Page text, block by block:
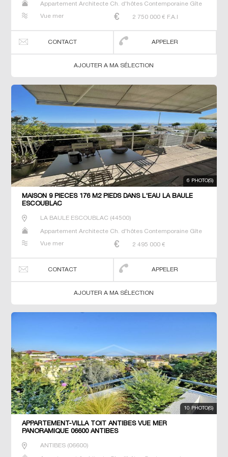
Appartement Architecte Ch. d'hôtes Contemporaine Gîte
Villa
Vue mer 2 750 000 € F.A.I
CONTACT APPELER
AJOUTER A MA SÉLECTION
6 PHOTO(S)
MAISON 9 PIECES 176 M2 PIEDS DANS L'EAU LA BAULE
ESCOUBLAC
LA BAULE ESCOUBLAC(44500)
Appartement Architecte Ch. d'hôtes Contemporaine Gîte
Villa
Vue mer 2 495 000 €
CONTACT APPELER
AJOUTER A MA SÉLECTION
10 PHOTO(S)
APPARTEMENT-VILLA TOIT ANTIBES VUE MER
PANORAMIQUE 06600 ANTIBES
ANTIBES(06600)